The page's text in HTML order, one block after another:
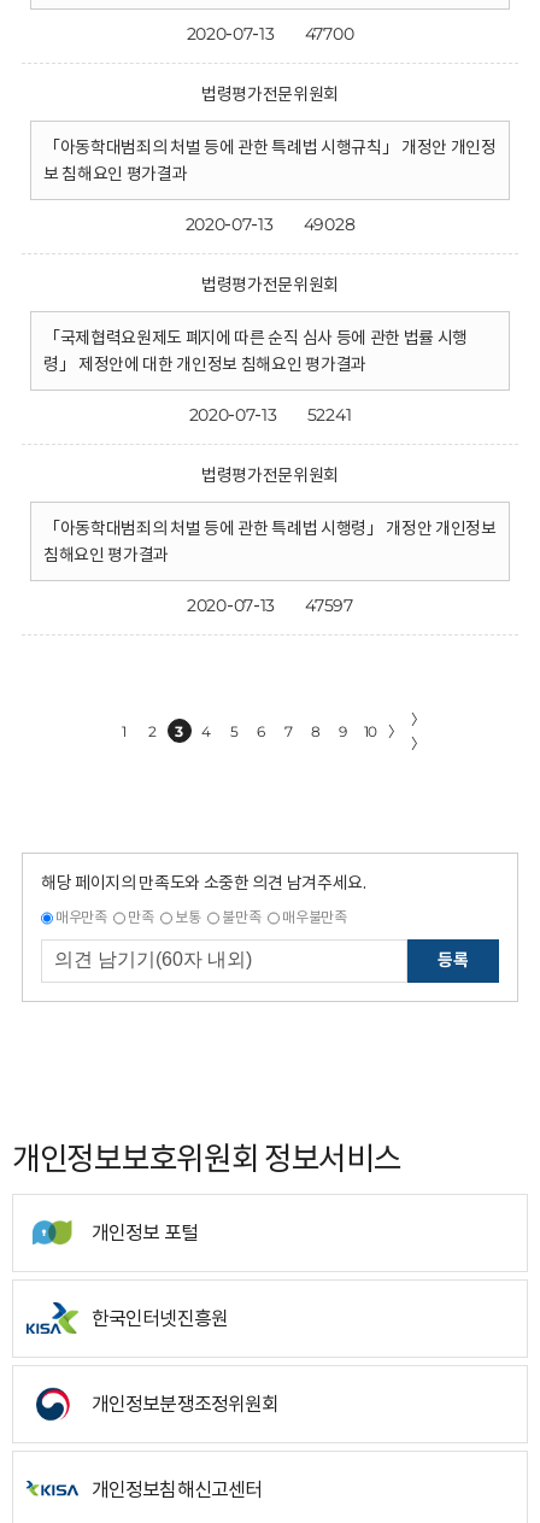
2020-07-13 47700
법령평가전문위원회
「아동학대범죄의 처벌 등에 관한 특례법 시행규칙」 개정안 개인정
보 침해요인 평가결과
2020-07-13 49028
법령평가전문위원회
「국제협력요원제도 폐지에 따른 순직 심사 등에 관한 법률 시행
령」 제정안에 대한 개인정보 침해요인 평가결과
2020-07-13 52241
법령평가전문위원회
「아동학대범죄의 처벌 등에 관한 특례법 시행령」 개정안 개인정보
침해요인 평가결과
2020-07-13 47597
1 2 3 4 5 6 7 8 9 10 〉
〉
〉
해당 페이지의 만족도와 소중한 의견 남겨주세요.
매우만족 만족 보통 불만족 매우불만족
등록
개인정보보호위원회 정보서비스
개인정보 포털
한국인터넷진흥원
개인정보분쟁조정위원회
개인정보침해신고센터